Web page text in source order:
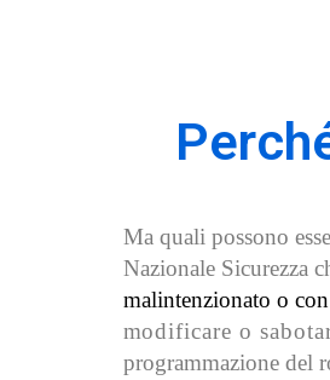
Ma quali possono
Nazionale Sicurezza
malintenzionato o
modificare o
programmazione del